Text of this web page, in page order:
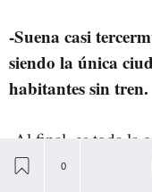
-Suena casi
siendo la única
habitantes sin tren.
-Al final, es toda la
un territorio